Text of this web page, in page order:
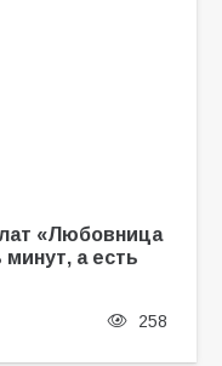
«Любовница
минут, а есть
258